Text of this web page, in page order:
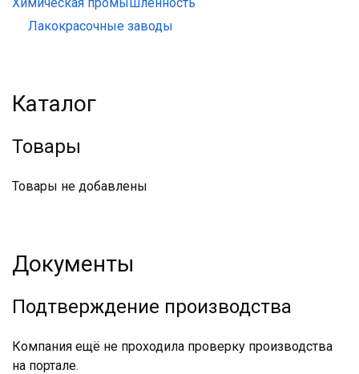
Лакокрасочные заводы
Каталог
Товары
Товары не добавлены
Документы
Подтверждение производства
Компания ещё не проходила проверку производства
на портале.